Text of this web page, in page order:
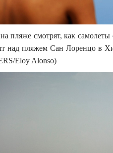
пляже смотрят, как
над пляжем Сан Лоренцо в
Eloy Alonso)